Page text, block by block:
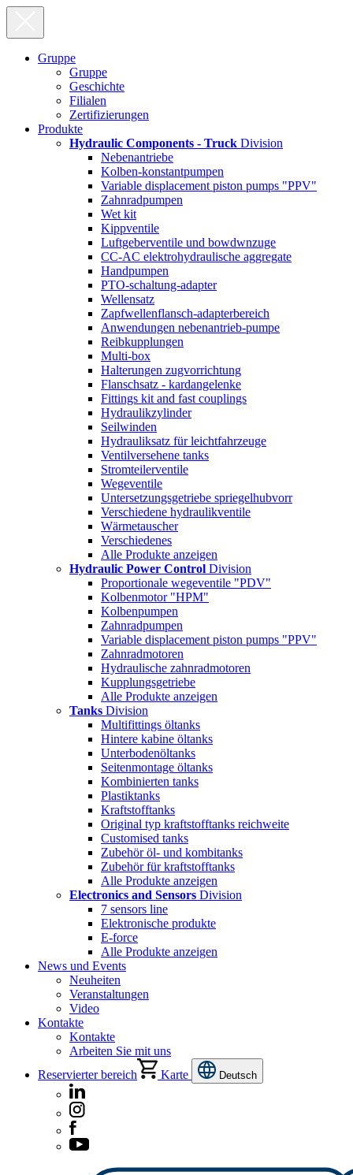
Gruppe
Gruppe
Geschichte
Filialen
Zertifizierungen
Produkte
Hydraulic Components - Truck Division
Nebenantriebe
Kolben-konstantpumpen
Variable displacement piston pumps "PPV"
Zahnradpumpen
Wet kit
Kippventile
Luftgeberventile und bowdwnzuge
CC-AC elektrohydraulische aggregate
Handpumpen
PTO-schaltung-adapter
Wellensatz
Zapfwellenflansch-adapterbereich
Anwendungen nebenantrieb-pumpe
Reibkupplungen
Multi-box
Halterungen zugvorrichtung
Flanschsatz - kardangelenke
Fittings kit and fast couplings
Hydraulikzylinder
Seilwinden
Hydrauliksatz für leichtfahrzeuge
Ventilversehene tanks
Stromteilerventile
Wegeventile
Untersetzungsgetriebe spriegelhubvorr
Verschiedene hydraulikventile
Wärmetauscher
Verschiedenes
Alle Produkte anzeigen
Hydraulic Power Control Division
Proportionale wegeventile "PDV"
Kolbenmotor "HPM"
Kolbenpumpen
Zahnradpumpen
Variable displacement piston pumps "PPV"
Zahnradmotoren
Hydraulische zahnradmotoren
Kupplungsgetriebe
Alle Produkte anzeigen
Tanks Division
Multifittings öltanks
Hintere kabine öltanks
Unterbodenöltanks
Seitenmontage öltanks
Kombinierten tanks
Plastiktanks
Kraftstofftanks
Original typ kraftstofftanks reichweite
Customised tanks
Zubehör öl- und kombitanks
Zubehör für kraftstofftanks
Alle Produkte anzeigen
Electronics and Sensors Division
7 sensors line
Elektronische produkte
E-force
Alle Produkte anzeigen
News und Events
Neuheiten
Veranstaltungen
Video
Kontakte
Kontakte
Arbeiten Sie mit uns
Reservierter bereich
Karte Deutsch